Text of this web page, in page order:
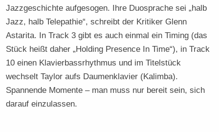
Jazzgeschichte aufgesogen. Ihre Duosprache sei „halb
Jazz, halb Telepathie“, schreibt der Kritiker Glenn
Astarita. In Track 3 gibt es auch einmal ein Timing (das
Stück heißt daher „Holding Presence In Time“), in Track
10 einen Klavierbassrhythmus und im Titelstück
wechselt Taylor aufs Daumenklavier (Kalimba).
Spannende Momente – man muss nur bereit sein, sich
darauf einzulassen.